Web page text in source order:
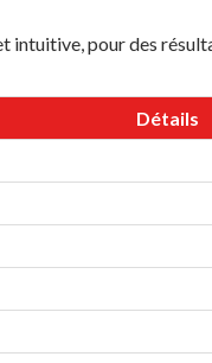
pour des
Détails